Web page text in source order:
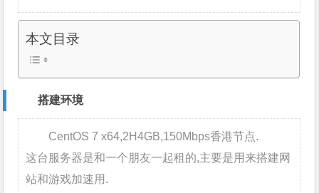
本文目录
搭建环境
CentOS 7 x64,2H4GB,150Mbps香港节点.
这台服务器是和一个朋友一起租的,主要是用来搭建网
站和游戏加速用.